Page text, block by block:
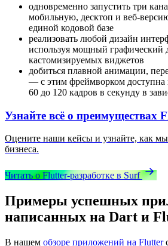
одновременно запустить три
мобильную, десктоп и веб-
единой кодовой базе
реализовать любой дизайн
используя мощный графический
кастомизируемых виджетов
добиться плавной анимации,
— с этим фреймворком доступна
60 до 120 кадров в секунду в
Узнайте всё о преимуществах
Оцените наши кейсы и узнайте, как
бизнеса.
Читать о Flutter-разработке в Surf
Примеры успешных
написанных на Dart и
В нашем обзоре приложений на Flutter